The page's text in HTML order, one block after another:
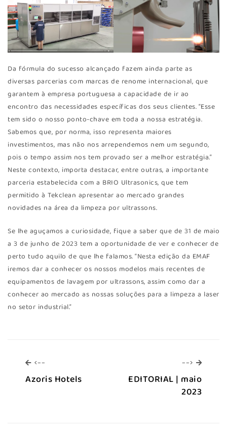
Da fórmula do sucesso alcançado fazem ainda parte as
diversas parcerias com marcas de renome internacional, que
garantem à empresa portuguesa a capacidade de ir ao
encontro das necessidades específicas dos seus clientes. “Esse
tem sido o nosso ponto-chave em toda a nossa estratégia.
Sabemos que, por norma, isso representa maiores
investimentos, mas não nos arrependemos nem um segundo,
pois o tempo assim nos tem provado ser a melhor estratégia.”
Neste contexto, importa destacar, entre outras, a importante
parceria estabelecida com a BRIO Ultrasonics, que tem
permitido à Tekclean apresentar ao mercado grandes
novidades na área da limpeza por ultrassons.
Se lhe aguçamos a curiosidade, fique a saber que de 31 de maio
a 3 de junho de 2023 tem a oportunidade de ver e conhecer de
perto tudo aquilo de que lhe falamos. “Nesta edição da EMAF
iremos dar a conhecer os nossos modelos mais recentes de
equipamentos de lavagem por ultrassons, assim como dar a
conhecer ao mercado as nossas soluções para a limpeza a laser
no setor industrial.”
<--
Azoris Hotels
--> -->
EDITORIAL | maio
2023